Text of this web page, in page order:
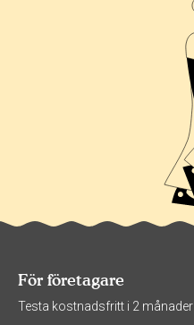
För företagare
Testa kostnadsfritt i 2 månader